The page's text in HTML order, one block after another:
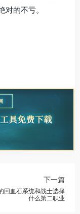
的不亏。
下一篇
回血石系统和战士选择
什么第二职业